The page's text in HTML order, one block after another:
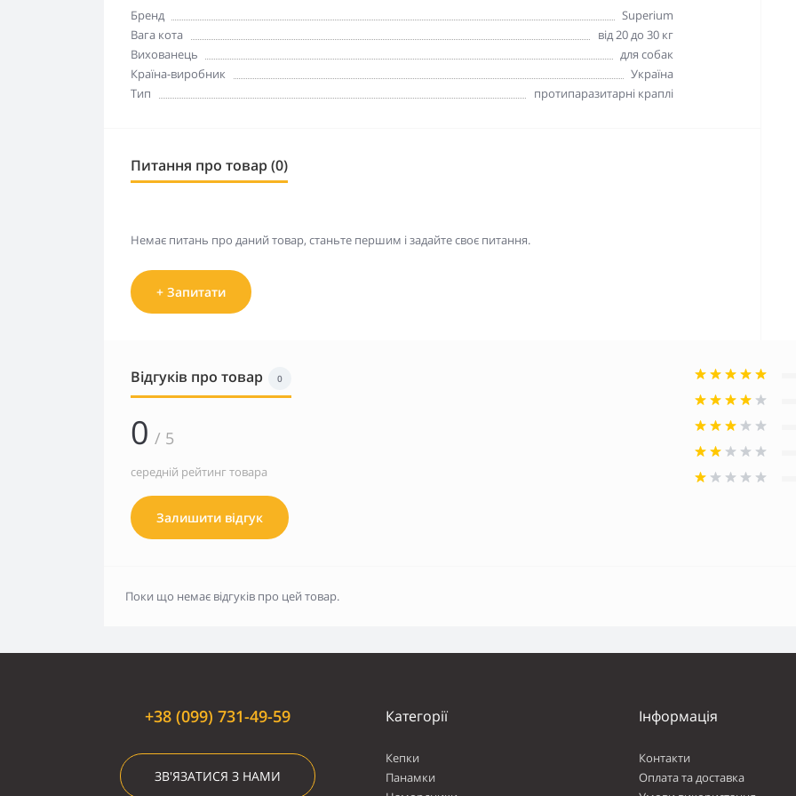
Бренд
Superium
Вага кота
від 20 до 30 кг
Вихованець
для собак
Країна-виробник
Україна
Тип
протипаразитарні краплі
Питання про товар (0)
Немає питань про даний товар, станьте першим і задайте своє питання.
+ Запитати
Відгуків про товар 0
0 / 5
середній рейтинг товара
Залишити відгук
Поки що немає відгуків про цей товар.
+38 (099) 731-49-59
ЗВ'ЯЗАТИСЯ З НАМИ
Категорії
Кепки
Панамки
Інформація
Контакти
Оплата та доставка